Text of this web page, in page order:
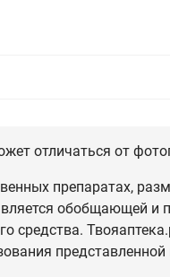
отличаться от
препаратах,
обобщающей и
средства.